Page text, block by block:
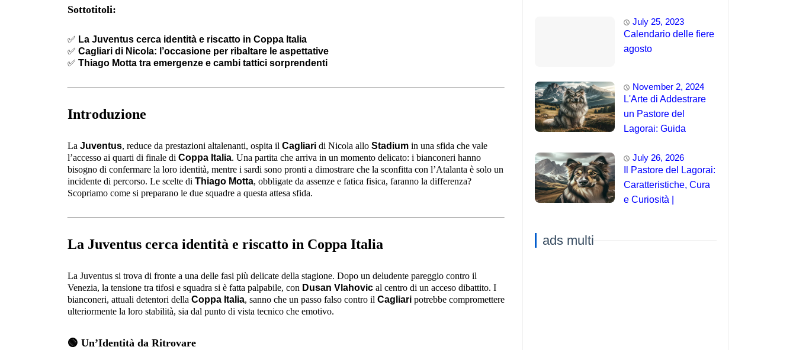
Sottotitoli:
✅ La Juventus cerca identità e riscatto in Coppa Italia
✅ Cagliari di Nicola: l’occasione per ribaltare le aspettative
✅ Thiago Motta tra emergenze e cambi tattici sorprendenti
Introduzione
La Juventus, reduce da prestazioni altalenanti, ospita il Cagliaridi Nicola allo Stadiumin una sfida che vale
l’accesso ai quarti di finale di Coppa Italia. Una partita che arriva in un momento delicato: i bianconeri hanno
bisogno di confermare la loro identità, mentre i sardi sono pronti a dimostrare che la sconfitta con l’Atalanta è solo un
incidente di percorso. Le scelte di Thiago Motta, obbligate da assenze e fatica fisica, faranno la differenza?
Scopriamo come si preparano le due squadre a questa attesa sfida.
La Juventus cerca identità e riscatto in Coppa Italia
La Juventus si trova di fronte a una delle fasi più delicate della stagione. Dopo un deludente pareggio contro il
Venezia, la tensione tra tifosi e squadra si è fatta palpabile, con Dusan Vlahovical centro di un acceso dibattito. I
bianconeri, attuali detentori della Coppa Italia, sanno che un passo falso contro il Cagliaripotrebbe compromettere
ulteriormente la loro stabilità, sia dal punto di vista tecnico che emotivo.
🟢 Un’Identità da Ritrovare
Spettacolo
July 25, 2023
Calendario delle fiere
agosto
November 2, 2024
L'Arte di Addestrare
un Pastore del
Lagorai: Guida
Principianti
July 26, 2026
Il Pastore del Lagorai:
Caratteristiche, Cura
e Curiosità |
ads multi